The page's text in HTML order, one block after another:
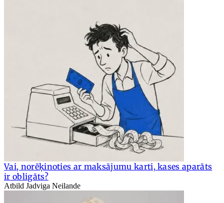
Vai, norēķinoties ar maksājumu karti, kases aparāts
ir obligāts?
Atbild Jadviga Neilande